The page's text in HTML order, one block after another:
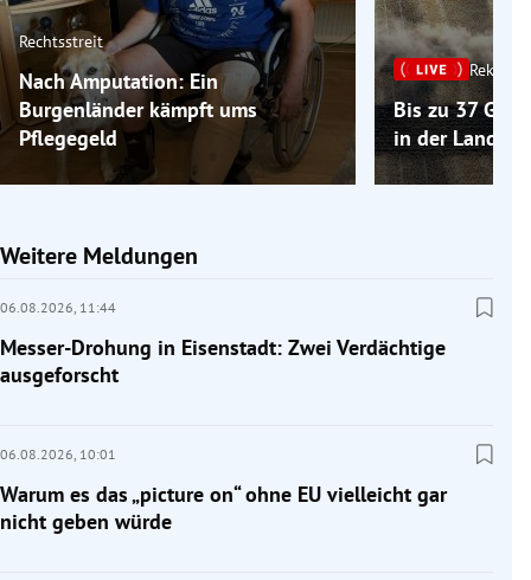
Rechtsstreit
Nach Amputation: Ein
Burgenländer kämpft ums
Pflegegeld
Bis zu 37
in der
Weitere Meldungen
06.08.2026, 11:44
Messer-Drohung in Eisenstadt: Zwei Verdächtige
ausgeforscht
06.08.2026, 10:01
Warum es das „picture on“ ohne EU vielleicht gar
nicht geben würde